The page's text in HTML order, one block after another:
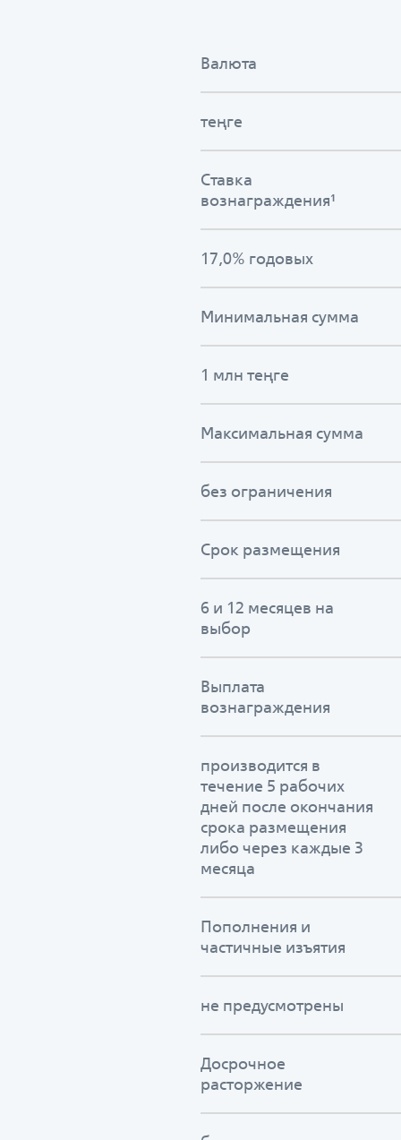
Валюта
теңге
Ставка
вознаграждения¹
17,0% годовых
Минимальная сумма
1 млн теңге
Максимальная сумма
без ограничения
Срок размещения
6 и 12 месяцев на
выбор
Выплата
вознаграждения
производится в
течение 5 рабочих
дней после окончания
срока размещения
либо через каждые 3
месяца
Пополнения и
частичные изъятия
не предусмотрены
Досрочное
расторжение